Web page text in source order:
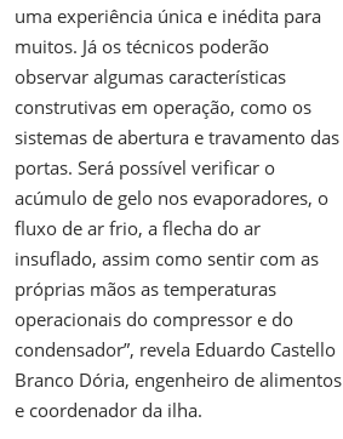
uma experiência única e inédita para
muitos. Já os técnicos poderão
observar algumas características
construtivas em operação, como os
sistemas de abertura e travamento das
portas. Será possível verificar o
acúmulo de gelo nos evaporadores, o
fluxo de ar frio, a flecha do ar
insuflado, assim como sentir com as
próprias mãos as temperaturas
operacionais do compressor e do
condensador”, revela Eduardo Castello
Branco Dória, engenheiro de alimentos
e coordenador da ilha.